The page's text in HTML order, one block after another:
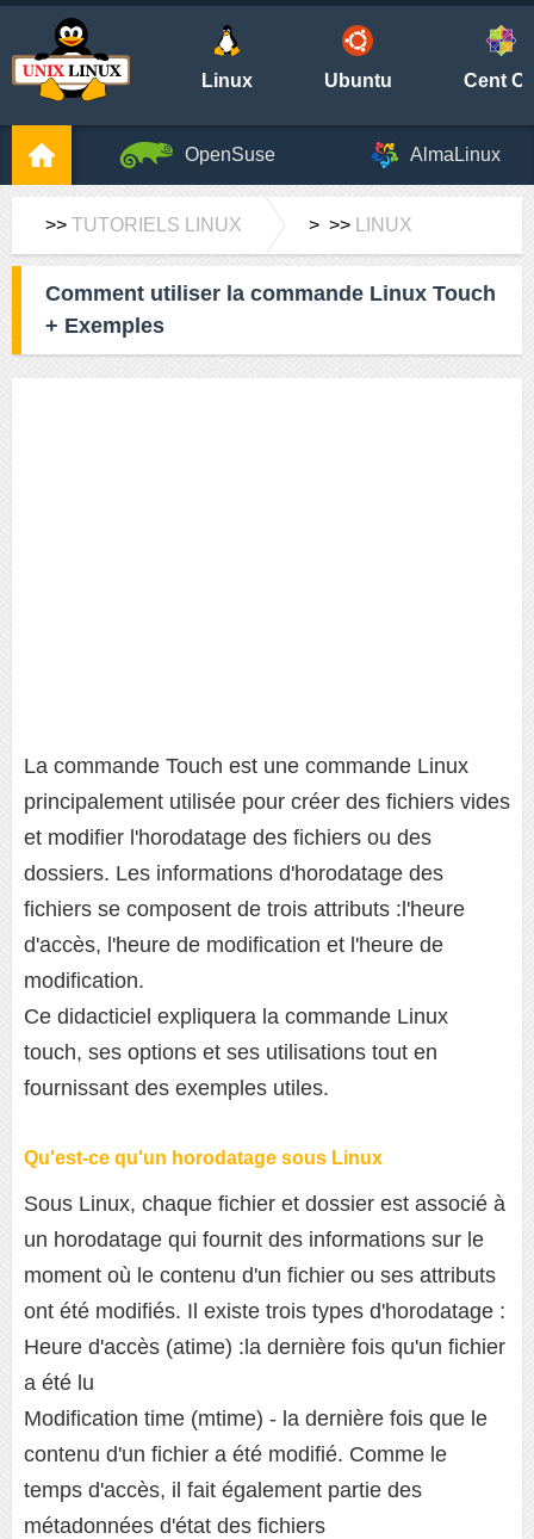
Linux Ubuntu Cent
OpenSuse AlmaLinux
>> TUTORIELS LINUX > >> LINUX
Comment utiliser la commande Linux Touch
+ Exemples
La commande Touch est une commande Linux
principalement utilisée pour créer des fichiers vides
et modifier l'horodatage des fichiers ou des
dossiers. Les informations d'horodatage des
fichiers se composent de trois attributs :l'heure
d'accès, l'heure de modification et l'heure de
modification.
Ce didacticiel expliquera la commande Linux
touch, ses options et ses utilisations tout en
fournissant des exemples utiles.
Qu'est-ce qu'un horodatage sous Linux
Sous Linux, chaque fichier et dossier est associé à
un horodatage qui fournit des informations sur le
moment où le contenu d'un fichier ou ses attributs
ont été modifiés. Il existe trois types d'horodatage :
Heure d'accès (atime) :la dernière fois qu'un fichier
a été lu
Modification time (mtime) - la dernière fois que le
contenu d'un fichier a été modifié. Comme le
temps d'accès, il fait également partie des
métadonnées d'état des fichiers